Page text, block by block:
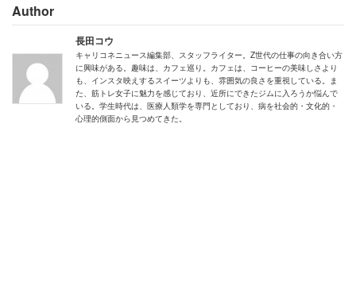
Author
長田コウ
キャリコネニュース編集部、スタッフライター。Z世代の仕事の向き合い方
に興味がある。趣味は、カフェ巡り。カフェは、コーヒーの美味しさより
も、インスタ映えするスイーツよりも、雰囲気の良さを重視している。ま
た、筋トレ女子に魅力を感じており、近所にできたジムに入ろうか悩んで
いる。学生時代は、医療人類学を専門としており、病を社会的・文化的・
心理的側面から見つめてきた。